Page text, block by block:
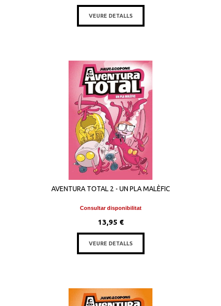
VEURE DETALLS
AVENTURA TOTAL 2 - UN PLA MALÈFIC
Consultar disponibilitat
13,95 €
VEURE DETALLS